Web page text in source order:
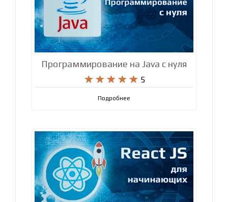
Программирование на Java с нуля
    
     5
Подробнее